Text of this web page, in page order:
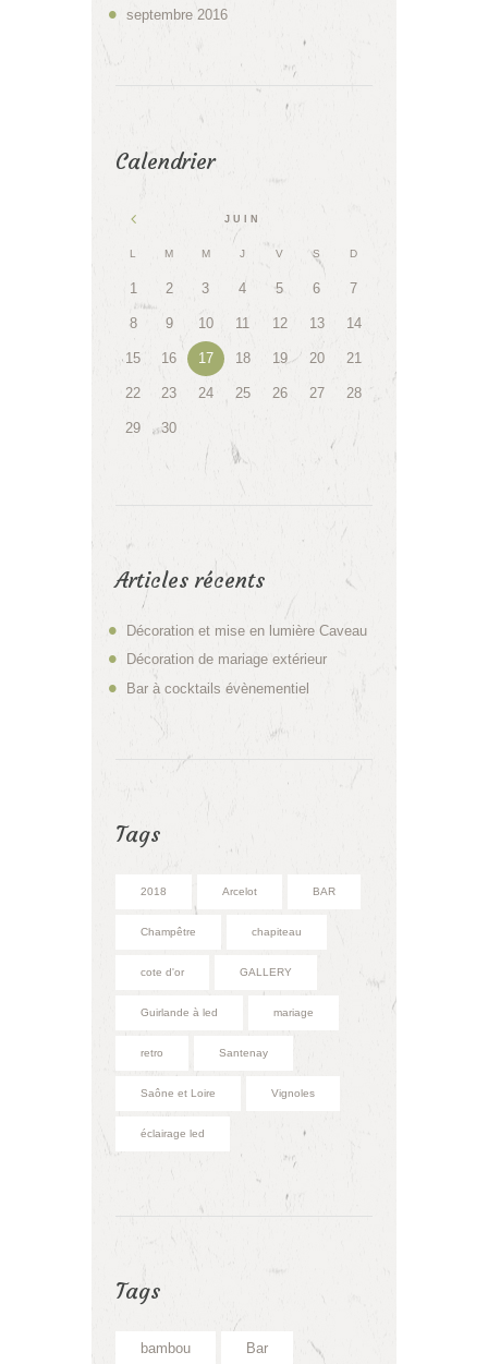
septembre2016
Calendrier
JUIN
L M M J V S D
1 2 3 4 5 6 7
8 9 10 11 12 13 14
15 16 17 18 19 20 21
22 23 24 25 26 27 28
29 30
Articles récents
Décoration et mise en lumière Caveau
Décoration de mariage extérieur
Bar à cocktails évènementiel
Tags
2018 Arcelot BAR
Champêtre chapiteau
cote d'or GALLERY
Guirlande à led mariage
retro Santenay
Saône et Loire Vignoles
éclairage led
Tags
bambou Bar